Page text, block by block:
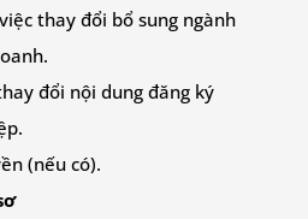
thay đổi bổ sung ngành
đổi nội dung đăng ký
(nếu có).